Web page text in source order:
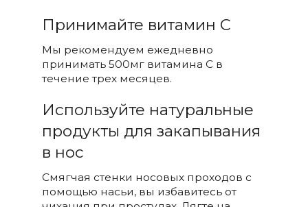
Принимайте витамин С
Мы рекомендуем ежедневно
принимать 500мг витамина С в
течение трех месяцев.
Используйте натуральные
продукты для закапывания
в нос
Смягчая стенки носовых проходов с
помощью насьи, вы избавитесь от